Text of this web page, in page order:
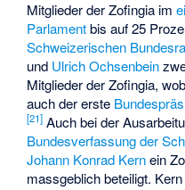
Mitglieder der Zofingia im
Parlamentbis auf 25
Schweizerischen
und Ulrich Ochsenbein
Mitglieder der Zofingia,
auch der erste
[21] Auch bei der
Bundesverfassung der
Johann Konrad Kernein
massgeblich beteiligt.